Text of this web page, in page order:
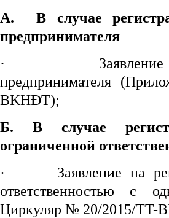
A.
В случае
предпринимателя
·
предпринимателя
BKHĐT);
Б. В случае
ограниченной
· Заявление на
ответственностью с
Циркуляр № 20/2015/TT-